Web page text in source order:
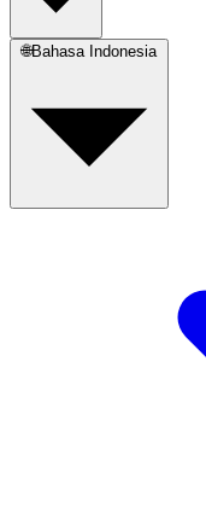
🌐Bahasa Indonesia